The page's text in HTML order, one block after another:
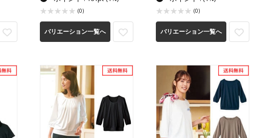
(0)
バリエーション一覧へ
(0)
バリエーション一覧へ